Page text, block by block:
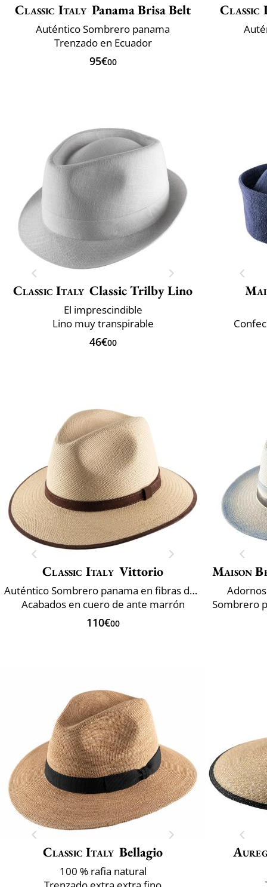
Classic Italy Panama Brisa Belt
Auténtico Sombrero panama
Trenzado en Ecuador
95€00
Classic
Classic Italy Classic Trilby Lino
El imprescindible
Lino muy transpirable
46€00
Classic Italy Vittorio
Auténtico Sombrero panama en fibras de Toquilla
Acabados en cuero de ante marrón
110€00
Maison
Classic Italy Bellagio
100 % rafia natural